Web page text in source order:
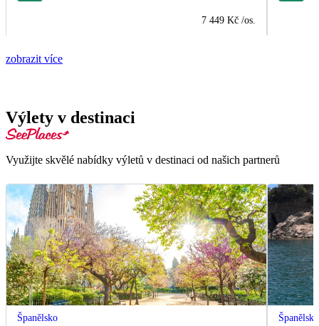
7 449 Kč /os.
zobrazit více
Výlety v destinaci
Využijte skvělé nabídky výletů v destinaci od našich partnerů
Španělsko Španělsko